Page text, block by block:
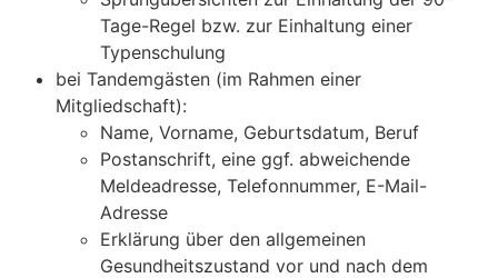
Tage-Regel bzw. zur Einhaltung einer
Typenschulung
bei Tandemgästen (im Rahmen einer
Mitgliedschaft):
Name, Vorname, Geburtsdatum, Beruf
Postanschrift, eine ggf. abweichende
Meldeadresse, Telefonnummer, E-Mail-
Adresse
Erklärung über den allgemeinen
Gesundheitszustand vor und nach dem